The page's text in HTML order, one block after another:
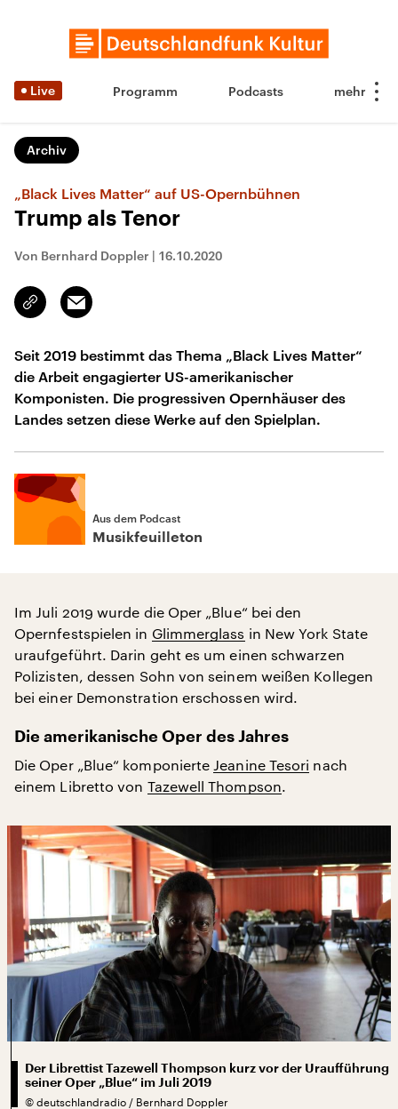
Live Programm Podcasts
Archiv
„Black Lives Matter“ auf US-Opernbühnen
Trump als Tenor
Von Bernhard Doppler | 16.10.2020
Link
kopieren/teilen
Email
Seit 2019 bestimmt das Thema „Black Lives Matter“
die Arbeit engagierter US-amerikanischer
Komponisten. Die progressiven Opernhäuser des
Landes setzen diese Werke auf den Spielplan.
Aus dem Podcast
Musikfeuilleton
Im Juli 2019 wurde die Oper „Blue“ bei den
Opernfestspielen in Glimmerglass in New York State
uraufgeführt. Darin geht es um einen schwarzen
Polizisten, dessen Sohn von seinem weißen Kollegen
bei einer Demonstration erschossen wird.
Die amerikanische Oper des Jahres
Die Oper „Blue“ komponierteJeanine Tesori nach
einem Libretto von Tazewell Thompson.
Der Librettist Tazewell Thompson kurz vor der Uraufführung
seiner Oper „Blue“ im Juli 2019
© deutschlandradio / Bernhard Doppler